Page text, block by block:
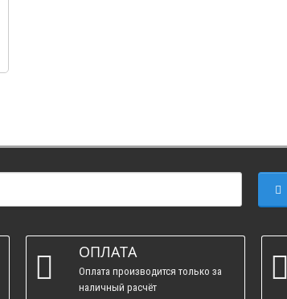
ОПЛАТА
Оплата производится только за
наличный расчёт